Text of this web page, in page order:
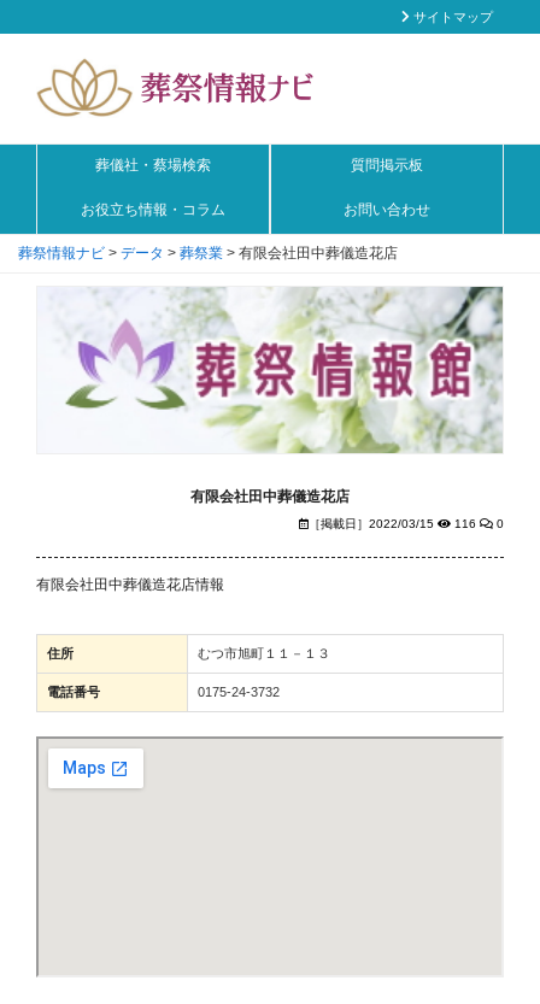
サイトマップ
葬儀社・蔡場検索 質問掲示板
お役立ち情報・コラム お問い合わせ
葬祭情報ナビ > データ > 葬祭業 > 有限会社田中葬儀造花店
有限会社田中葬儀造花店
［掲載日］2022/03/15 116 0
有限会社田中葬儀造花店情報
住所 むつ市旭町１１－１３
電話番号 0175-24-3732